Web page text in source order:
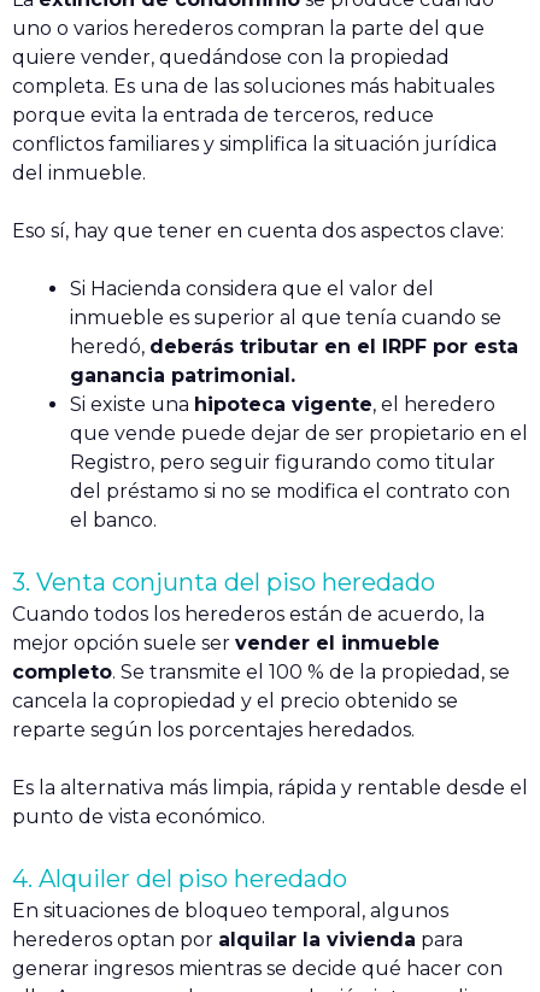
uno o varios herederos compran la parte del que
quiere vender, quedándose con la propiedad
completa. Es una de las soluciones más habituales
porque evita la entrada de terceros, reduce
conflictos familiares y simplifica la situación jurídica
del inmueble.
Eso sí, hay que tener en cuenta dos aspectos clave:
Si Hacienda considera que el valor del
inmueble es superior al que tenía cuando se
heredó, deberás tributar en el IRPF por esta
ganancia patrimonial.
Si existe una hipoteca vigente, el heredero
que vende puede dejar de ser propietario en el
Registro, pero seguir figurando como titular
del préstamo si no se modifica el contrato con
el banco.
3. Venta conjunta del piso heredado
Cuando todos los herederos están de acuerdo, la
mejor opción suele ser vender el inmueble
completo. Se transmite el 100 % de la propiedad, se
cancela la copropiedad y el precio obtenido se
reparte según los porcentajes heredados.
Es la alternativa más limpia, rápida y rentable desde el
punto de vista económico.
4. Alquiler del piso heredado
En situaciones de bloqueo temporal, algunos
herederos optan por alquilar la vivienda para
generar ingresos mientras se decide qué hacer con